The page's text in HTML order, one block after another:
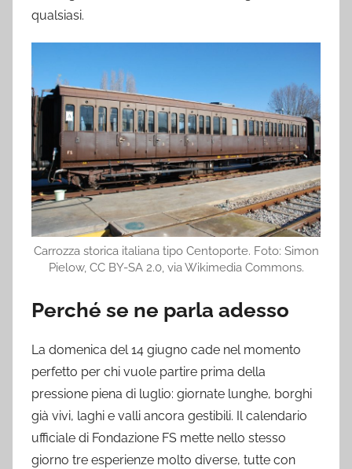
qualsiasi.
Carrozza storica italiana tipo Centoporte. Foto: Simon
Pielow, CC BY-SA 2.0, via Wikimedia Commons.
Perché se ne parla adesso
La domenica del 14 giugno cade nel momento
perfetto per chi vuole partire prima della
pressione piena di luglio: giornate lunghe, borghi
già vivi, laghi e valli ancora gestibili. Il calendario
ufficiale di Fondazione FS mette nello stesso
giorno tre esperienze molto diverse, tutte con